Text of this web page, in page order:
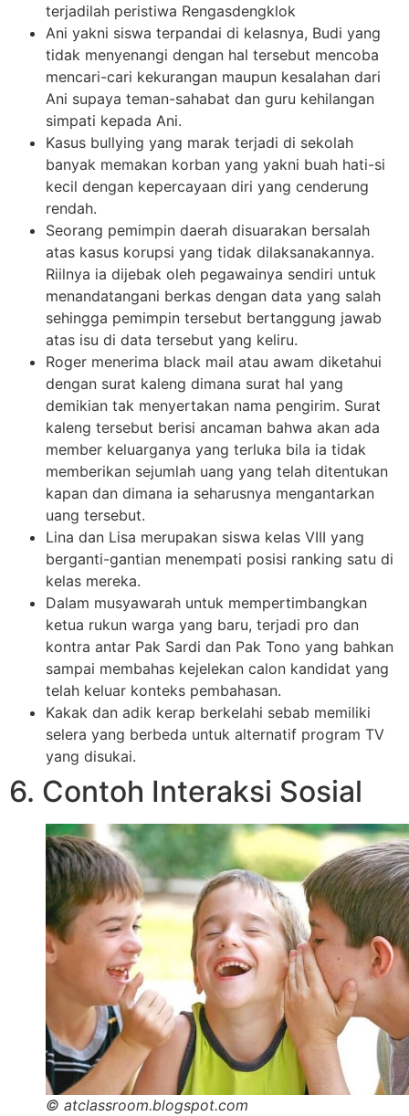
terjadilah peristiwa Rengasdengklok
Ani yakni siswa terpandai di kelasnya, Budi yang
tidak menyenangi dengan hal tersebut mencoba
mencari-cari kekurangan maupun kesalahan dari
Ani supaya teman-sahabat dan guru kehilangan
simpati kepada Ani.
Kasus bullying yang marak terjadi di sekolah
banyak memakan korban yang yakni buah hati-si
kecil dengan kepercayaan diri yang cenderung
rendah.
Seorang pemimpin daerah disuarakan bersalah
atas kasus korupsi yang tidak dilaksanakannya.
Riilnya ia dijebak oleh pegawainya sendiri untuk
menandatangani berkas dengan data yang salah
sehingga pemimpin tersebut bertanggung jawab
atas isu di data tersebut yang keliru.
Roger menerima black mail atau awam diketahui
dengan surat kaleng dimana surat hal yang
demikian tak menyertakan nama pengirim. Surat
kaleng tersebut berisi ancaman bahwa akan ada
member keluarganya yang terluka bila ia tidak
memberikan sejumlah uang yang telah ditentukan
kapan dan dimana ia seharusnya mengantarkan
uang tersebut.
Lina dan Lisa merupakan siswa kelas VIII yang
berganti-gantian menempati posisi ranking satu di
kelas mereka.
Dalam musyawarah untuk mempertimbangkan
ketua rukun warga yang baru, terjadi pro dan
kontra antar Pak Sardi dan Pak Tono yang bahkan
sampai membahas kejelekan calon kandidat yang
telah keluar konteks pembahasan.
Kakak dan adik kerap berkelahi sebab memiliki
selera yang berbeda untuk alternatif program TV
yang disukai.
6. Contoh Interaksi Sosial
© atclassroom.blogspot.com